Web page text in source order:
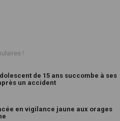
!
de 15 ans succombe à ses
un accident
en vigilance jaune aux orages